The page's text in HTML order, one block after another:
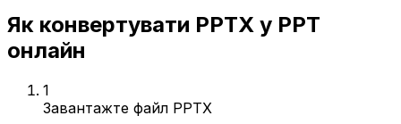
Як конвертувати PPTX у PPT
онлайн
1
Завантажте файл PPTX